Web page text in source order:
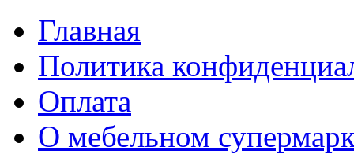
Главная
Политика
Оплата
О мебельном